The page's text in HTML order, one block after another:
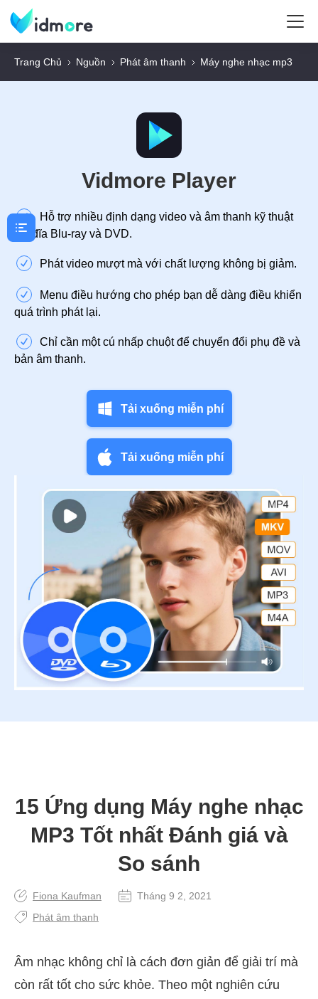
Trang Chủ Nguồn Phát âm thanh Máy nghe nhạc mp3
Vidmore Player
Hỗ trợ nhiều định dạng video và âm thanh kỹ thuật
số, đĩa Blu-ray và DVD.
Phát video mượt mà với chất lượng không bị giảm.
Menu điều hướng cho phép bạn dễ dàng điều khiển
quá trình phát lại.
Chỉ cần một cú nhấp chuột để chuyển đổi phụ đề và
bản âm thanh.
Tải xuống miễn phí
Tải xuống miễn phí
15 Ứng dụng Máy nghe nhạc
MP3 Tốt nhất Đánh giá và
So sánh
Fiona Kaufman
Tháng 9 2, 2021
Phát âm thanh
Âm nhạc không chỉ là cách đơn giản để giải trí mà
còn rất tốt cho sức khỏe. Theo một nghiên cứu